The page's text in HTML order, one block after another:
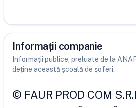
Informații companie
Informații publice, preluate de la
deține această școală de șoferi.
© FAUR PROD COM